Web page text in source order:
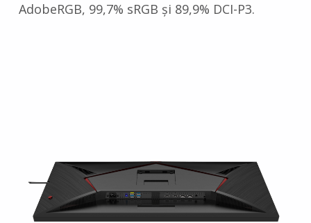
AdobeRGB, 99,7% sRGB și 89,9% DCI-P3.